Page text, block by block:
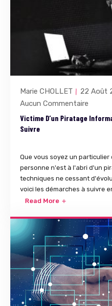
Marie CHOLLET
22 Août
Aucun Commentaire
Victime D’un Piratage
Suivre
Que vous soyez un
personne n'est à l'abri d'un
techniques ne cessant
voici les démarches à suivre
Read More